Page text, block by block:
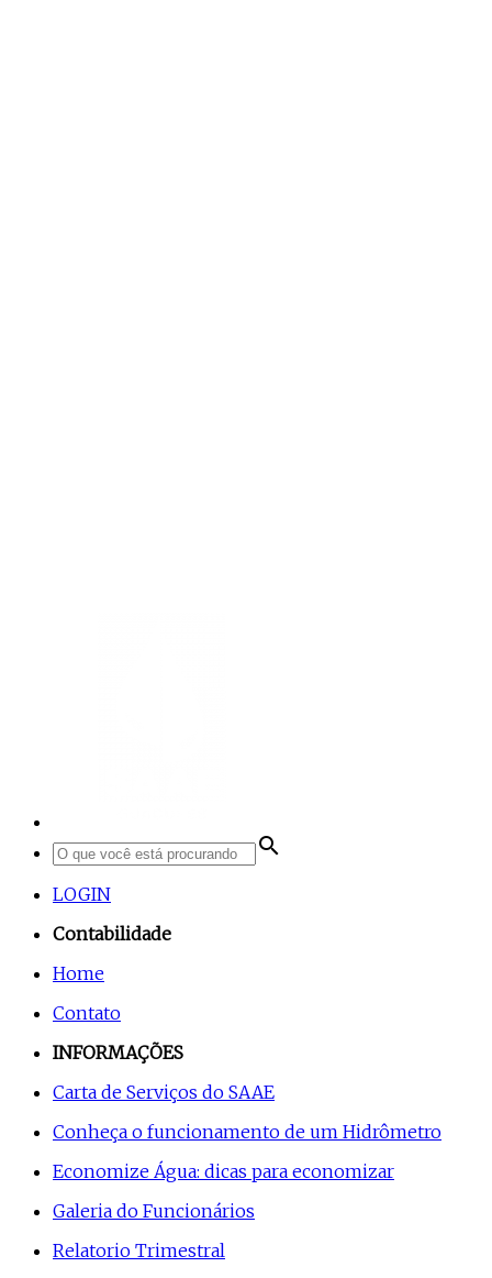
search
LOGIN
Contabilidade
Home
Contato
INFORMAÇÕES
Carta de Serviços do SAAE
Conheça o funcionamento de um Hidrômetro
Economize Água: dicas para economizar
Galeria do Funcionários
Relatorio Trimestral